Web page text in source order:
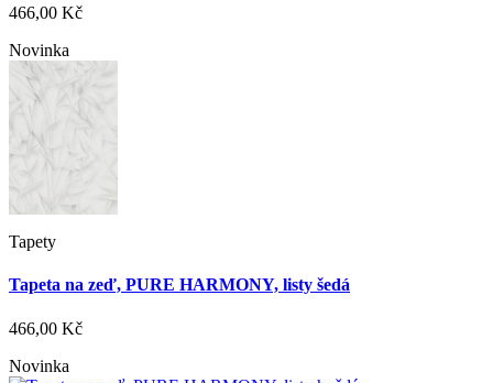
466,00 Kč
Novinka
Tapety
Tapeta na zeď, PURE HARMONY, listy šedá
466,00 Kč
Novinka